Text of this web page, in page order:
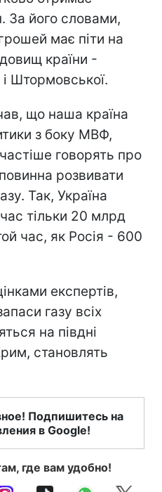
За його словами,
має піти на
країни -
Штормовської.
що наша країна
з боку МВФ,
говорять про
розвивати
Так, Україна
тільки 20 млрд
час, як Росія - 600
експертів,
газу всіх
на півдні
становлять
Подпишитесь на
в Google!
где вам удобно!